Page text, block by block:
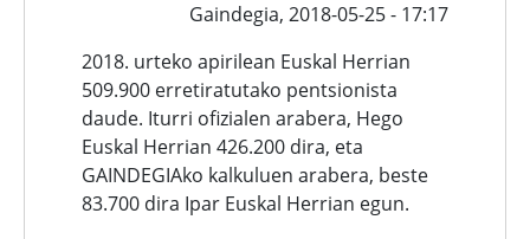
Gaindegia, 2018-05-25 - 17:17
2018. urteko apirilean Euskal Herrian
509.900 erretiratutako pentsionista
daude. Iturri ofizialen arabera, Hego
Euskal Herrian 426.200 dira, eta
GAINDEGIAko kalkuluen arabera, beste
83.700 dira Ipar Euskal Herrian egun.